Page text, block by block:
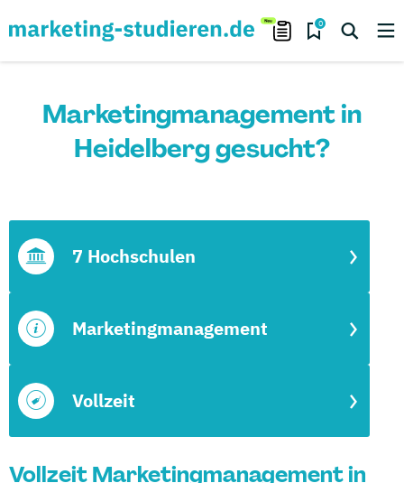
0
Marketingmanagement in
Heidelberg gesucht?
Vollzeit
Marketingmanagement
7 Hochschulen
Vollzeit Marketingmanagement in